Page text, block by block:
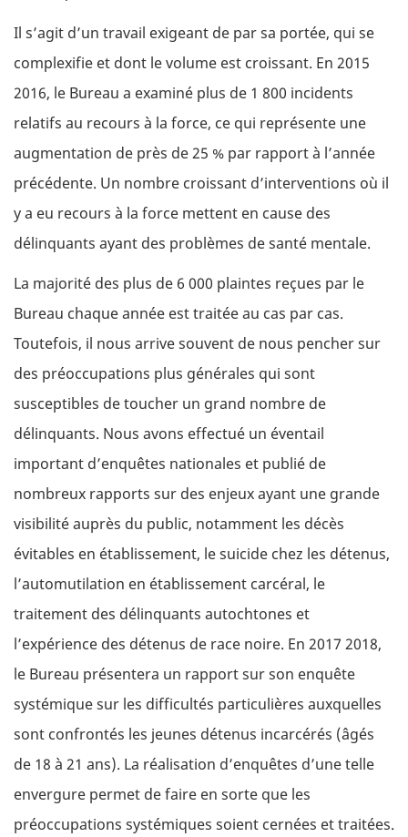
Il s’agit d’un travail exigeant de par sa portée, qui se
complexifie et dont le volume est croissant. En 2015
2016, le Bureau a examiné plus de 1 800 incidents
relatifs au recours à la force, ce qui représente une
augmentation de près de 25 % par rapport à l’année
précédente. Un nombre croissant d’interventions où il
y a eu recours à la force mettent en cause des
délinquants ayant des problèmes de santé mentale.
La majorité des plus de 6 000 plaintes reçues par le
Bureau chaque année est traitée au cas par cas.
Toutefois, il nous arrive souvent de nous pencher sur
des préoccupations plus générales qui sont
susceptibles de toucher un grand nombre de
délinquants. Nous avons effectué un éventail
important d’enquêtes nationales et publié de
nombreux rapports sur des enjeux ayant une grande
visibilité auprès du public, notamment les décès
évitables en établissement, le suicide chez les détenus,
l’automutilation en établissement carcéral, le
traitement des délinquants autochtones et
l’expérience des détenus de race noire. En 2017 2018,
le Bureau présentera un rapport sur son enquête
systémique sur les difficultés particulières auxquelles
sont confrontés les jeunes détenus incarcérés (âgés
de 18 à 21 ans). La réalisation d’enquêtes d’une telle
envergure permet de faire en sorte que les
préoccupations systémiques soient cernées et traitées.